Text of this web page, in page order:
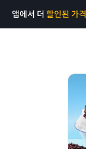
앱에서 더 할인된 가격